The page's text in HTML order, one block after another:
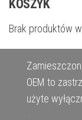
KOSZYK
Brak produktów
OEM to
użyte